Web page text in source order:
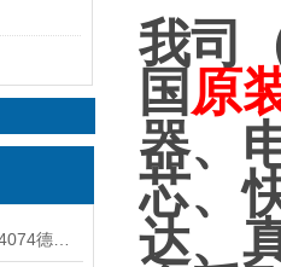
我司
国 原
器、
芯、
达、